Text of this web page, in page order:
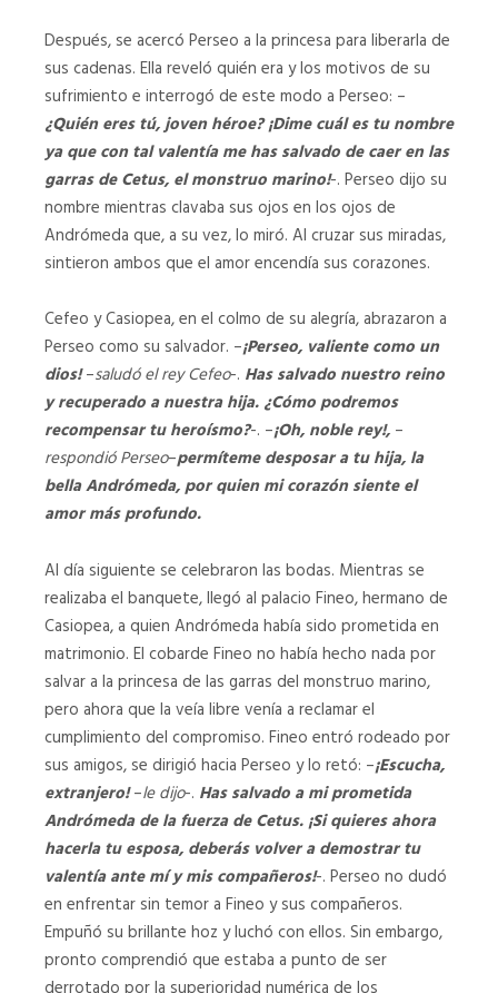
Después, se acercó Perseo a la princesa para liberarla de
sus cadenas. Ella reveló quién era y los motivos de su
sufrimiento e interrogó de este modo a Perseo: –
¿Quién eres tú, joven héroe? ¡Dime cuál es tu nombre
ya que con tal valentía me has salvado de caer en las
garras de Cetus, el monstruo marino!-. Perseo dijo su
nombre mientras clavaba sus ojos en los ojos de
Andrómeda que, a su vez, lo miró. Al cruzar sus miradas,
sintieron ambos que el amor encendía sus corazones.
Cefeo y Casiopea, en el colmo de su alegría, abrazaron a
Perseo como su salvador. –¡Perseo, valiente como un
dios!–saludó el rey Cefeo-. Has salvado nuestro reino
y recuperado a nuestra hija. ¿Cómo podremos
recompensar tu heroísmo?-. –¡Oh, noble rey!, –
respondió Perseo–permíteme desposar a tu hija, la
bella Andrómeda, por quien mi corazón siente el
amor más profundo.
Al día siguiente se celebraron las bodas. Mientras se
realizaba el banquete, llegó al palacio Fineo, hermano de
Casiopea, a quien Andrómeda había sido prometida en
matrimonio. El cobarde Fineo no había hecho nada por
salvar a la princesa de las garras del monstruo marino,
pero ahora que la veía libre venía a reclamar el
cumplimiento del compromiso. Fineo entró rodeado por
sus amigos, se dirigió hacia Perseo y lo retó: –¡Escucha,
extranjero!–le dijo-. Has salvado a mi prometida
Andrómeda de la fuerza de Cetus. ¡Si quieres ahora
hacerla tu esposa, deberás volver a demostrar tu
valentía ante mí y mis compañeros!-. Perseo no dudó
en enfrentar sin temor a Fineo y sus compañeros.
Empuñó su brillante hoz y luchó con ellos. Sin embargo,
pronto comprendió que estaba a punto de ser